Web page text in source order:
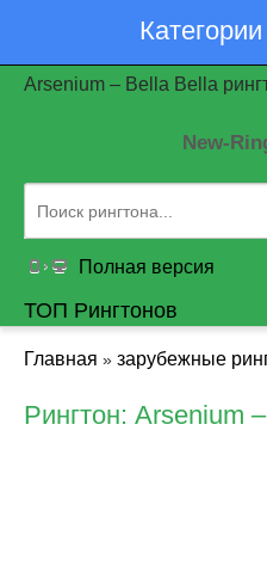
Arsenium – Bella Bella
New-
Полная версия
ТОП Рингтонов
Главная » зарубежные
Рингтон: Arsenium